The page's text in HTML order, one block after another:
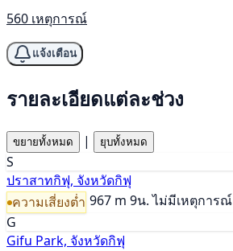
560 เหตุการณ์
แจ้งเตือน
รายละเอียดแต่ละช่วง
ขยายทั้งหมด | ยุบทั้งหมด
S
ปราสาทกิฟุ, จังหวัดกิฟุ
ความเสี่ยงต่ำ 967 m 9น. ไม่มีเหตุการณ์
G
Gifu Park, จังหวัดกิฟุ